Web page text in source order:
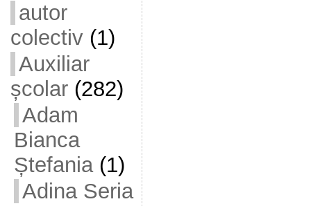
autor
colectiv(1)
Auxiliar
școlar(282)
Adam
Bianca
Ștefania(1)
Adina Seria